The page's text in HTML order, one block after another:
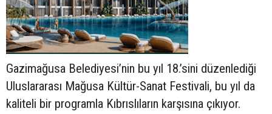
Gazimağusa Belediyesi’nin bu yıl 18.’sini düzenlediği
Uluslararası Mağusa Kültür-Sanat Festivali, bu yıl da
kaliteli bir programla Kıbrıslıların karşısına çıkıyor.